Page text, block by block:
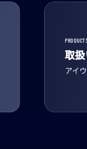
取
アイ